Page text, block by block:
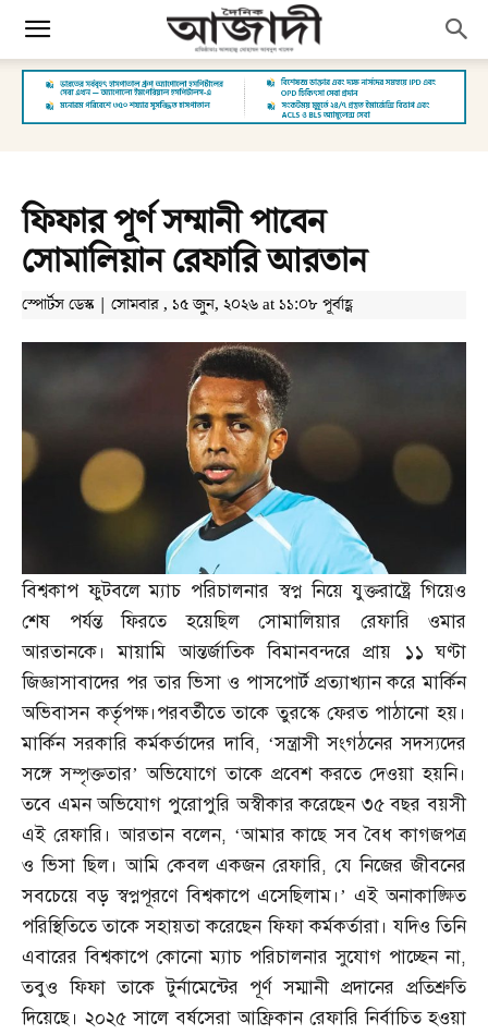
ফিফার পূর্ণ সম্মানী পাবেন
সোমালিয়ান রেফারি আরতান
স্পোর্টস ডেস্ক | সোমবার , ১৫ জুন, ২০২৬ at ১১:০৮ পূর্বাহ্ণ
বিশ্বকাপ ফুটবলে ম্যাচ পরিচালনার স্বপ্ন নিয়ে যুক্তরাষ্ট্রে গিয়েও
শেষ পর্যন্ত ফিরতে হয়েছিল সোমালিয়ার রেফারি ওমার
আরতানকে। মায়ামি আন্তর্জাতিক বিমানবন্দরে প্রায় ১১ ঘণ্টা
জিজ্ঞাসাবাদের পর তার ভিসা ও পাসপোর্ট প্রত্যাখ্যান করে মার্কিন
অভিবাসন কর্তৃপক্ষ।পরবর্তীতে তাকে তুরস্কে ফেরত পাঠানো হয়।
মার্কিন সরকারি কর্মকর্তাদের দাবি, ‘সন্ত্রাসী সংগঠনের সদস্যদের
সঙ্গে সম্পৃক্ততার’ অভিযোগে তাকে প্রবেশ করতে দেওয়া হয়নি।
তবে এমন অভিযোগ পুরোপুরি অস্বীকার করেছেন ৩৫ বছর বয়সী
এই রেফারি। আরতান বলেন, ‘আমার কাছে সব বৈধ কাগজপত্র
ও ভিসা ছিল। আমি কেবল একজন রেফারি,যে নিজের জীবনের
সবচেয়ে বড় স্বপ্নপূরণে বিশ্বকাপে এসেছিলাম।’ এই অনাকাঙ্ক্ষিত
পরিস্থিতিতে তাকে সহায়তা করেছেন ফিফা কর্মকর্তারা। যদিও তিনি
এবারের বিশ্বকাপে কোনো ম্যাচ পরিচালনার সুযোগ পাচ্ছেন না,
তবুও ফিফা তাকে টুর্নামেন্টের পূর্ণ সম্মানী প্রদানের প্রতিশ্রুতি
দিয়েছে। ২০২৫ সালে বর্ষসেরা আফ্রিকান রেফারি নির্বাচিত হওয়া